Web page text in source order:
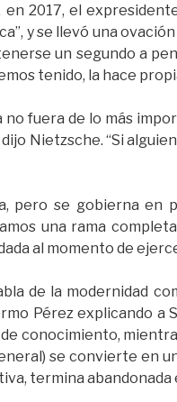
en 2017, el
y se llevó una
un segundo a
tenido, la hace
no fuera de lo más
dijo Nietzsche. “Si
pero se gobierna en
una rama
al momento de
de la modernidad
Pérez explicando
conocimiento,
se convierte en
termina abandonada